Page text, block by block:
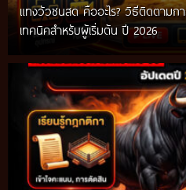
แทงวัวชนสด คืออะไร? วิธีติดตามก
เทคนิคสำหรับผู้เริ่มต้น ปี 2026